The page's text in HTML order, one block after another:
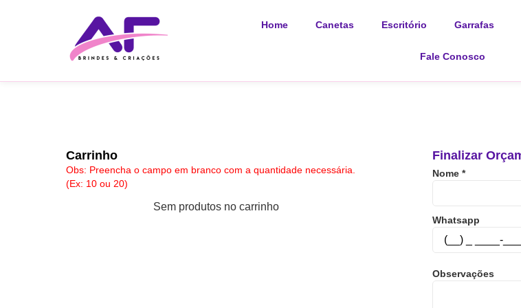
Home Canetas Escritório Garrafas
Fale Conosco
Carrinho
Obs: Preencha o campo em branco com a quantidade necessária.
(Ex: 10 ou 20)
Sem produtos no carrinho
Finalizar
Nome*
Whatsapp
Observações